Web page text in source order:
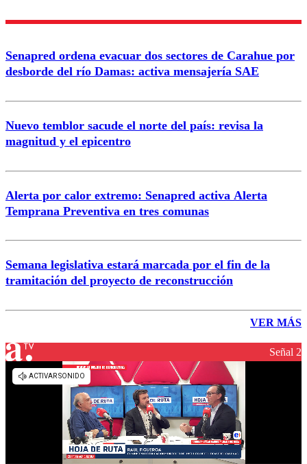
Enviar comentario
Senapred ordena evacuar dos sectores de Carahue por
desborde del río Damas: activa mensajería SAE
Nuevo temblor sacude el norte del país: revisa la
magnitud y el epicentro
Alerta por calor extremo: Senapred activa Alerta
Temprana Preventiva en tres comunas
Semana legislativa estará marcada por el fin de la
tramitación del proyecto de reconstrucción
VER MÁS
Señal 2